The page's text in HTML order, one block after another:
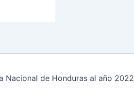
de Honduras al año 2022